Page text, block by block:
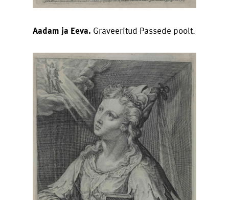
Aadam ja Eeva. Graveeritud Passede poolt.